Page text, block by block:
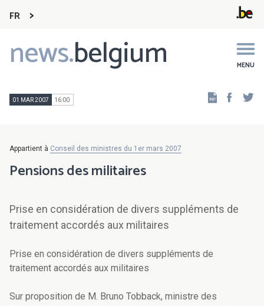
FR
news.belgium MENU
Main
navigation
01 MAR 2007 16:00
Appartient à Conseil des ministres du 1er mars 2007
Pensions des militaires
Prise en considération de divers suppléments de
traitement accordés aux militaires
Prise en considération de divers suppléments de
traitement accordés aux militaires
Sur proposition de M. Bruno Tobback, ministre des